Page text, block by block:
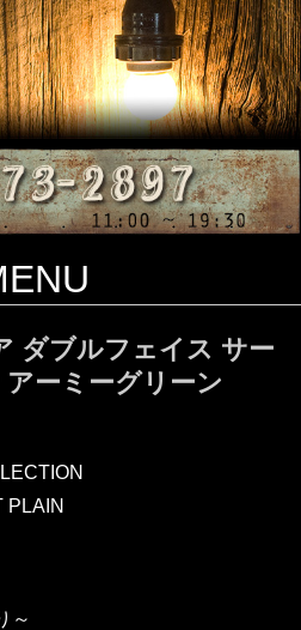
ダブルフェイス サー
ーミーグリーン
PLAIN
～